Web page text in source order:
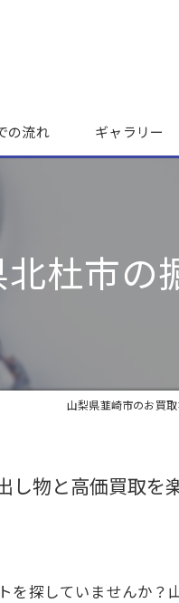
の流れ ギャラリー
杜市
山梨県韮崎市のお買
し物と高価買取を
を探していませんか